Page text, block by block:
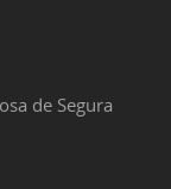
de Segura